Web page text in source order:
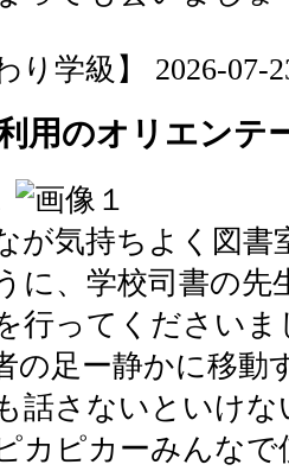
り学級】 2026-07-
用のオリエンテ
が気持ちよく図書
に、学校司書の
行ってください
の足ー静かに移
話さないといけ
カピカーみんな